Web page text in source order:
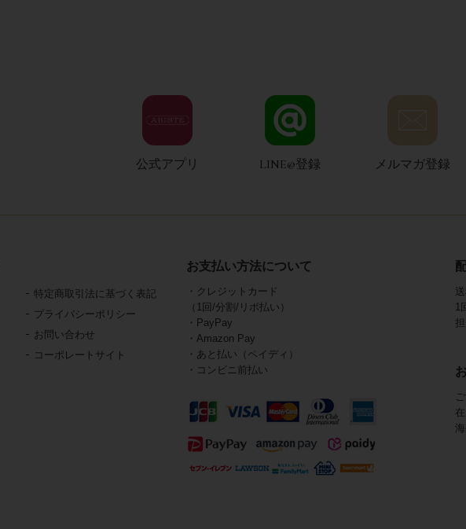
公式アプリ LINE@登録 メルマガ登録
特定商取引法に基づく表記
プライバシーポリシー
お問い合わせ
コーポレートサイト
お支払い方法について
・クレジットカード
（1回/分割/リボ払い）
・PayPay
・Amazon Pay
・あと払い（ペイディ）
・コンビニ前払い
1